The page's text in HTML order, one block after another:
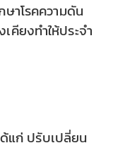
ษาโรคความดัน
คียงทำให้ประจำ
แก่ ปรับเปลี่ยน